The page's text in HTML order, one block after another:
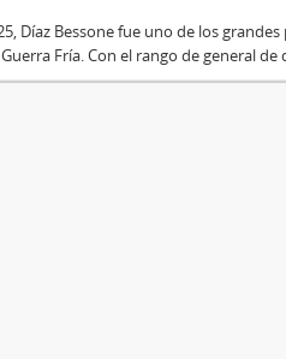
Díaz Bessone fue uno de los
Fría. Con el rango de general de